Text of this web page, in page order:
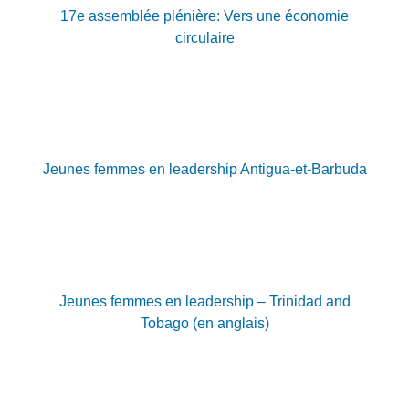
17e assemblée plénière: Vers une économie
circulaire
Jeunes femmes en leadership Antigua-et-Barbuda
Jeunes femmes en leadership – Trinidad and
Tobago (en anglais)